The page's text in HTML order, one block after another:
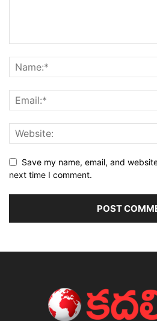
Save my name, email, and
next time I comment.